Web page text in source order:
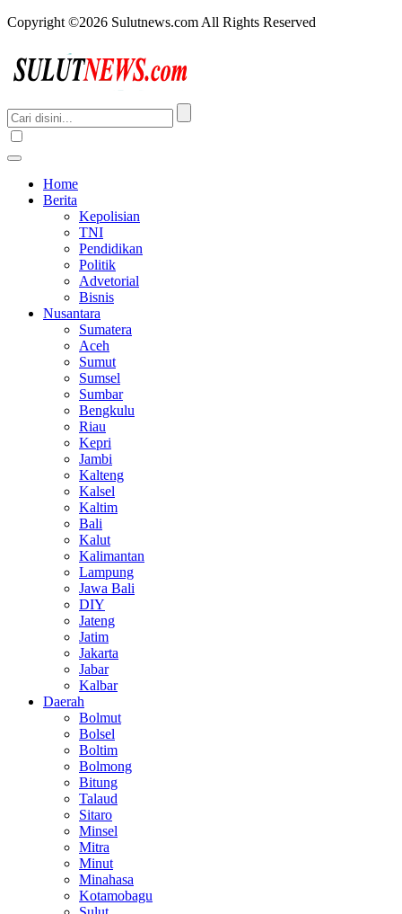
Copyright ©2026 Sulutnews.com All Rights Reserved
Home
Berita
Kepolisian
TNI
Pendidikan
Politik
Advetorial
Bisnis
Nusantara
Sumatera
Aceh
Sumut
Sumsel
Sumbar
Bengkulu
Riau
Kepri
Jambi
Kalteng
Kalsel
Kaltim
Bali
Kalut
Kalimantan
Lampung
Jawa Bali
DIY
Jateng
Jatim
Jakarta
Jabar
Kalbar
Daerah
Bolmut
Bolsel
Boltim
Bolmong
Bitung
Talaud
Sitaro
Minsel
Mitra
Minut
Minahasa
Kotamobagu